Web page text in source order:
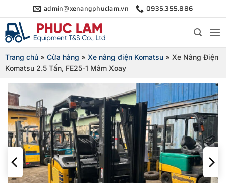
qua
nội
dung
admin@xenangphuclam.vn 0935.355.886
Trang chủ » Cửa hàng » Xe nâng điện Komatsu » Xe Nâng Điện
Komatsu 2.5 Tấn, FE25-1 Mâm Xoay